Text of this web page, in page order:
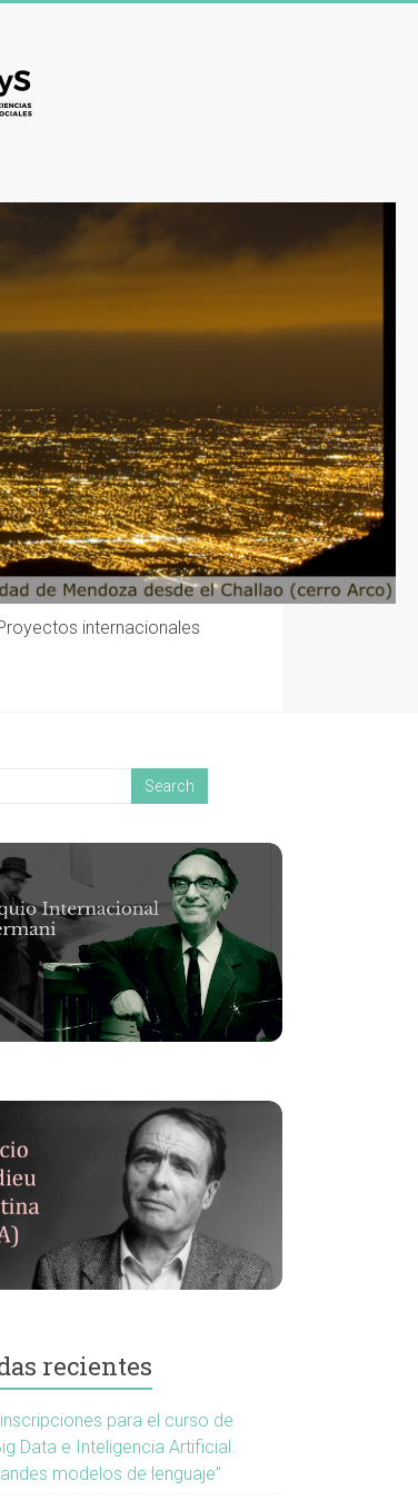
internacionales
recientes
para el curso de
Data e Inteligencia Artificial.
modelos de lenguaje”